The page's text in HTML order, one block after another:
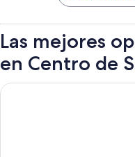
Las mejores
en Centro de
Hyatt Place San Jose/